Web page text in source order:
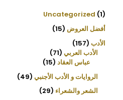
Uncategorized 1
أفضل العروض 15
الأدب 157
الأدب العربي 71
عباس العقاد 15
الروايات و الأدب الأجنبي 49
الشعر والشعراء 29